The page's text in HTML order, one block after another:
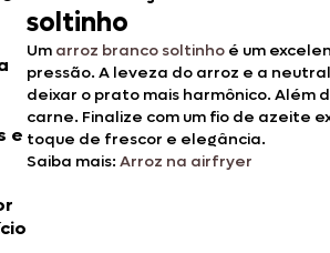
e
soltinho
Um arroz branco soltinho é um
pressão. A leveza do arroz e a
deixar o prato mais harmônico. Além
carne. Finalize com um fio de azeite
toque de frescor e elegância.
Saiba mais:Arroz na airfryer